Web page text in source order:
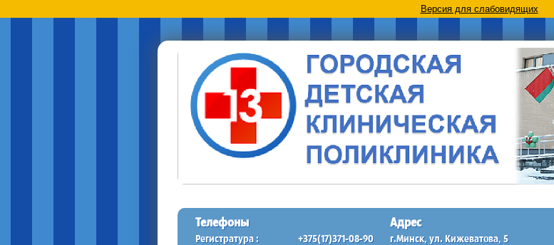
Версия для слабовидящих
Телефоны
Регистратура :
+375(17)371-08-90
Адрес
г.Минск, ул. Кижеватова, 5